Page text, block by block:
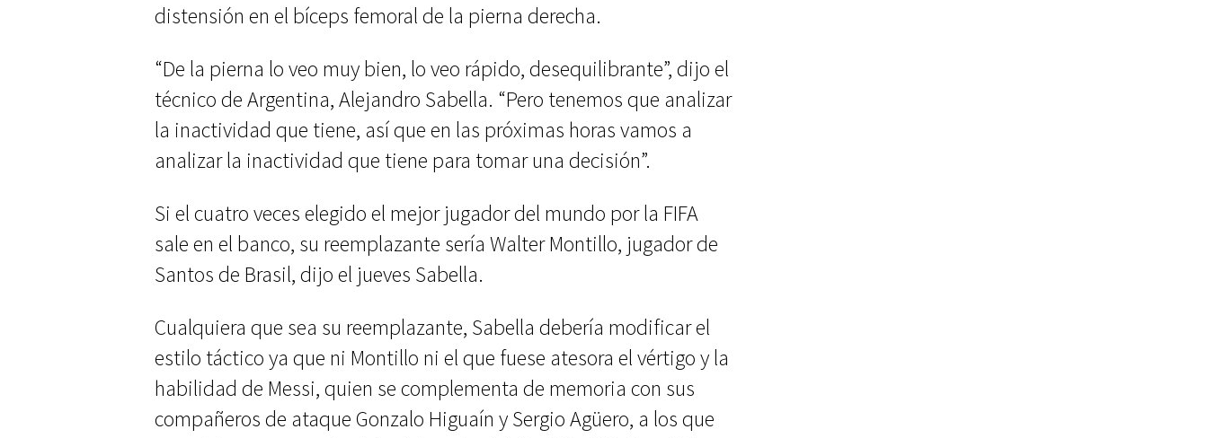
distensión en el bíceps femoral de la pierna derecha.
“De la pierna lo veo muy bien, lo veo rápido, desequilibrante”, dijo el
técnico de Argentina, Alejandro Sabella. “Pero tenemos que analizar
la inactividad que tiene, así que en las próximas horas vamos a
analizar la inactividad que tiene para tomar una decisión”.
Si el cuatro veces elegido el mejor jugador del mundo por la FIFA
sale en el banco, su reemplazante sería Walter Montillo, jugador de
Santos de Brasil, dijo el jueves Sabella.
Cualquiera que sea su reemplazante, Sabella debería modificar el
estilo táctico ya que ni Montillo ni el que fuese atesora el vértigo y la
habilidad de Messi, quien se complementa de memoria con sus
compañeros de ataque Gonzalo Higuaín y Sergio Agüero, a los que